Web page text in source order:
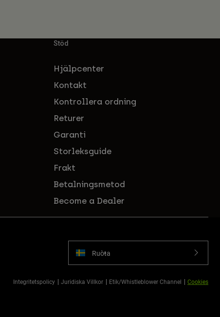
Stöd
Hjälpcenter
Kontakt
Kontrollera ordning
Returer
Garanti
Storleksguide
Frakt
Betalningsmetod
Become a Dealer
Ruoŧŧa
Integritetspolicy Juridiska Villkor Etik/Whistleblower Channel Cookies